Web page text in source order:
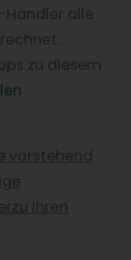
Händler alle
zu diesem
vorstehend
Ihren